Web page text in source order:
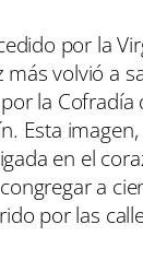
por la
más volvió a
la Cofradía
Esta imagen,
en el
a
por las